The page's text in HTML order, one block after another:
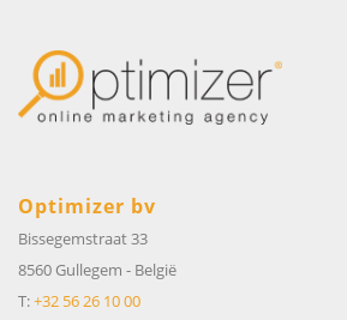
Optimizer bv
Bissegemstraat 33
8560 Gullegem - België
T:+32 56 26 10 00